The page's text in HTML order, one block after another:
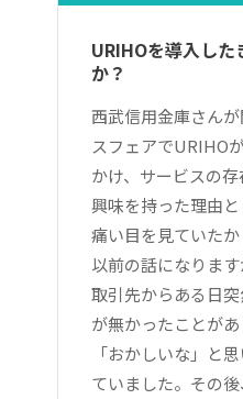
URIHOを導入した
か？
西武信用金庫さん
スフェアでURIHO
かけ、サービスの存
興味を持った理由
痛い目を見ていたか
以前の話になりま
取引先からある日
が無かったことが
「おかしいな」と
ていました。その